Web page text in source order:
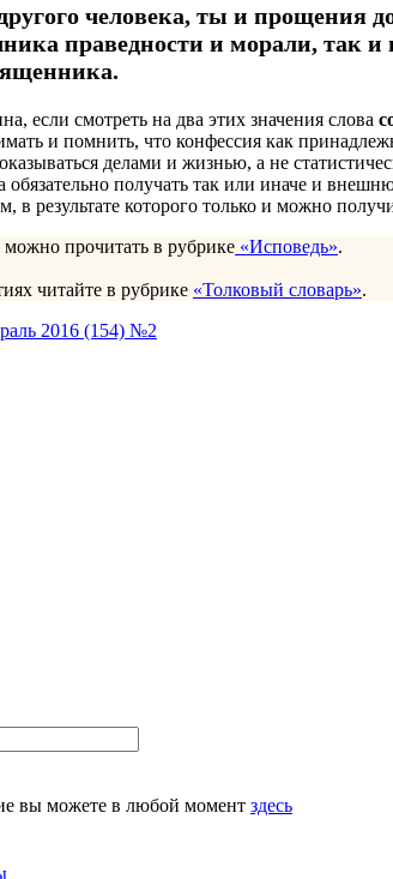
человека, ты и прощения
праведности и морали,
если смотреть на два этих значения слова
и помнить, что конфессия как
делами и жизнью, а не
обязательно получать так или иначе и
в результате которого только и можно
прочитать в рубрике «Исповедь».
читайте в рубрике «Толковый словарь».
2016 (154) №2
вы можете в любой момент здесь